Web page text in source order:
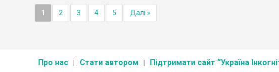
1 2 3 4 5 Далі »
Про нас Стати автором Підтримати сайт “Україна